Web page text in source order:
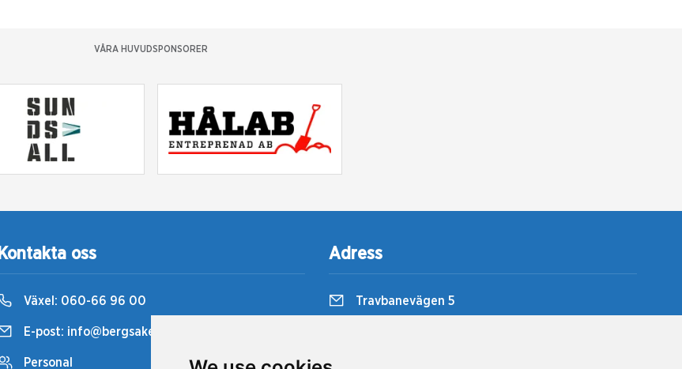
VÅRA HUVUDSPONSORER
Kontakta oss
Växel: 060-66 96 00
E-post: info@bergsaker.travsport.se
Personal
Adress
Travbanevägen 5